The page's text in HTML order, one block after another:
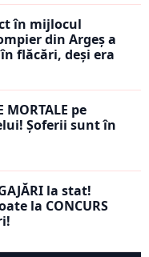
în mijlocul
din Argeș a
flăcări, deși era
MORTALE pe
Șoferii sunt în
la stat!
la CONCURS